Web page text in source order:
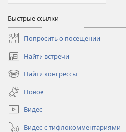
Быстрые ссылки
Попросить о посещении
Найти встречи
(открывается
в
новом
окне)
Найти конгрессы
(открывается
новом
окне)
Новое
Видео
Видео с тифлокомментариями